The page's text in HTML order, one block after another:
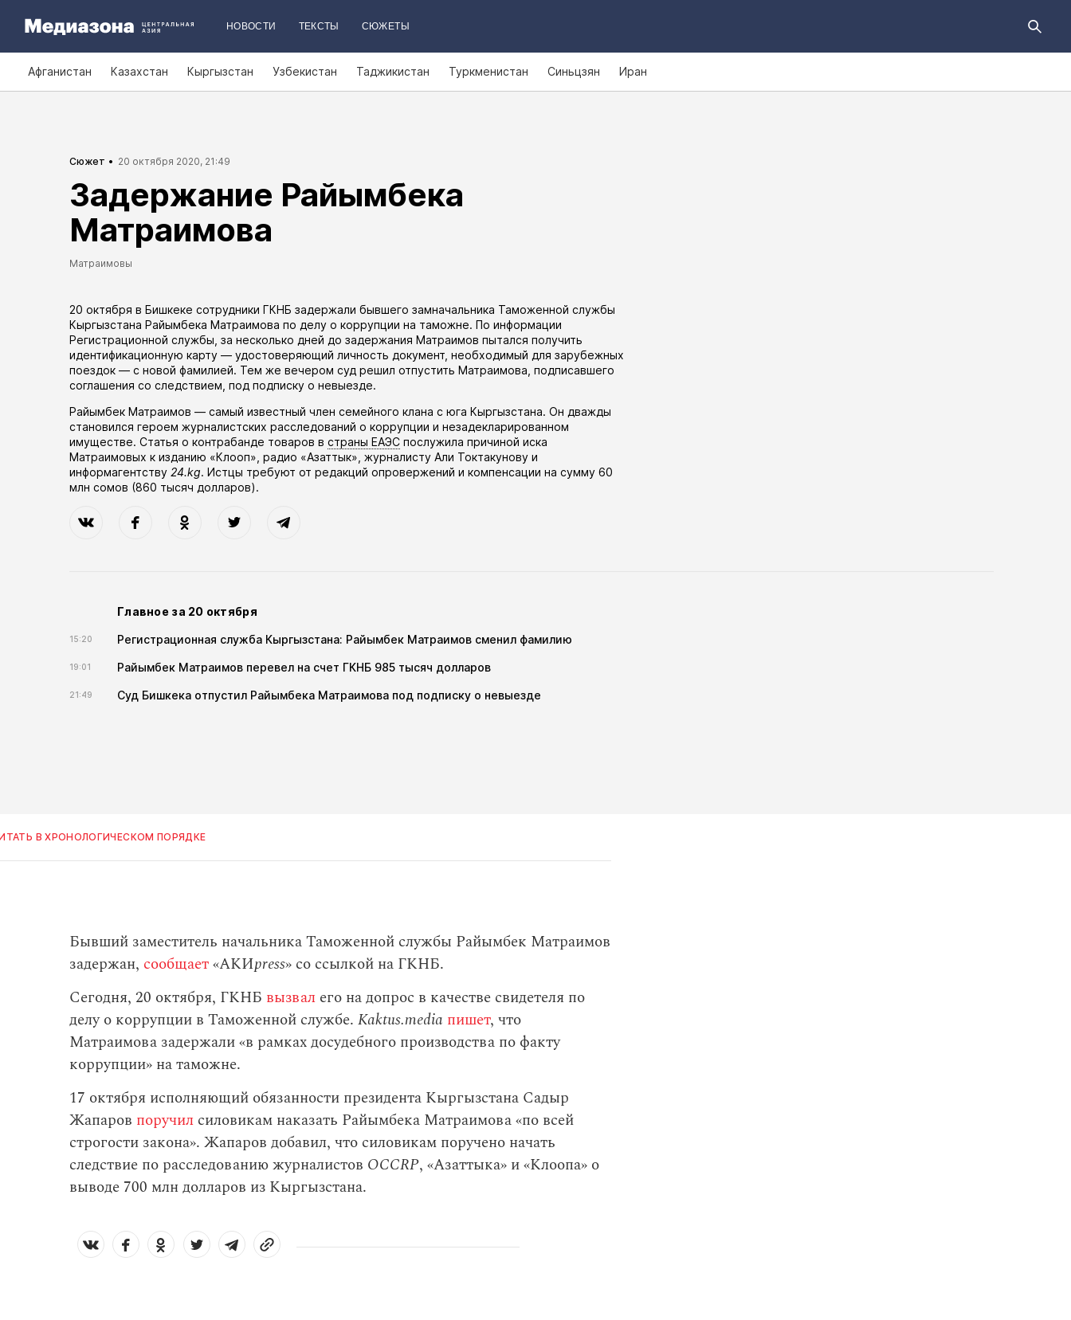
НОВОСТИ ТЕКСТЫ СЮЖЕТЫ
Афганистан Казахстан Кыргызстан Узбекистан Таджикистан Туркменистан Синьцзян Иран
Сюжет 20 октября 2020, 21:49
Задержание Райымбека
Матраимова
Матраимовы
20 октября в Бишкеке сотрудники ГКНБ задержали бывшего замначальника Таможенной службы
Кыргызстана Райымбека Матраимова по делу о коррупции на таможне. По информации
Регистрационной службы, за несколько дней до задержания Матраимов пытался получить
идентификационную карту — удостоверяющий личность документ, необходимый для зарубежных
поездок — с новой фамилией. Тем же вечером суд решил отпустить Матраимова, подписавшего
соглашения со следствием, под подписку о невыезде.
Райымбек Матраимов — самый известный член семейного клана с юга Кыргызстана. Он дважды
становился героем журналистских расследований о коррупции и незадекларированном
имуществе. Статья о контрабанде товаров в страны ЕАЭС послужила причиной иска
Матраимовых к изданию «Клооп», радио «Азаттык», журналисту Али Токтакунову и
информагентству 24.kg. Истцы требуют от редакций опровержений и компенсации на сумму 60
млн сомов (860 тысяч долларов).
Главное за 20 октября
15:20 Регистрационная служба Кыргызстана: Райымбек Матраимов сменил фамилию
19:01 Райымбек Матраимов перевел на счет ГКНБ 985 тысяч долларов
21:49 Суд Бишкека отпустил Райымбека Матраимова под подписку о невыезде
В ХРОНОЛОГИЧЕСКОМ ПОРЯДКЕ
Бывший заместитель начальника Таможенной службы Райымбек Матраимов
задержан, сообщает«АКИpress» со ссылкой на ГКНБ.
Сегодня, 20 октября, ГКНБ вызвал его на допрос в качестве свидетеля по
делу о коррупции в Таможенной службе. Kaktus.media пишет, что
Матраимова задержали «в рамках досудебного производства по факту
коррупции» на таможне.
17 октября исполняющий обязанности президента Кыргызстана Садыр
Жапаров поручил силовикам наказать Райымбека Матраимова «по всей
строгости закона». Жапаров добавил, что силовикам поручено начать
следствие по расследованию журналистов OCCRP, «Азаттыка» и «Клоопа» о
выводе 700 млн долларов из Кыргызстана.